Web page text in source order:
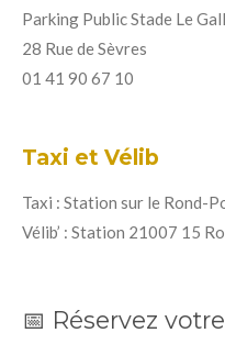
Parking Public Stade Le
28 Rue de Sèvres
01 41 90 67 10
Taxi et Vélib
Taxi : Station sur le Rond-
Vélib’ : Station 21007 15
📅 Réservez